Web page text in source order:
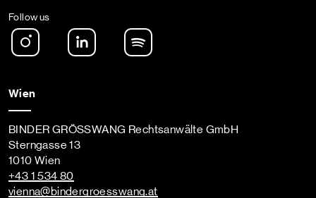
Follow us
Instagram LinkedIn
Wien
BINDER GRÖSSWANG Rechtsanwälte GmbH
Sterngasse 13
1010 Wien
+43 1 534 80
vienna@bindergroesswang.at